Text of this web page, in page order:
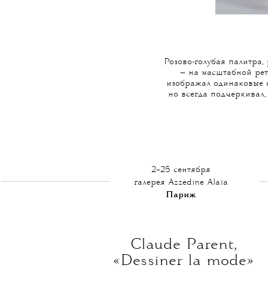
Розово-голубая
— на масштабной
изображал одинаковые
но всегда
2–25 сентября
галерея Azzedine Alaïa
Париж
Claude Parent,
«Dessiner la mode»